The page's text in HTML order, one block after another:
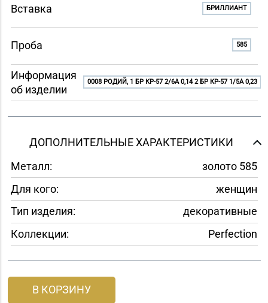
Вставка БРИЛЛИАНТ
Проба 585
Информация
об изделии
0008 РОДИЙ, 1 БР КР-57 2/6A 0,14 2 БР КР-57 1/5A 0,23
ДОПОЛНИТЕЛЬНЫЕ ХАРАКТЕРИСТИКИ
Металл:
золото 585
Для кого:
женщин
Тип изделия:
декоративные
Коллекции:
Perfection
В КОРЗИНУ